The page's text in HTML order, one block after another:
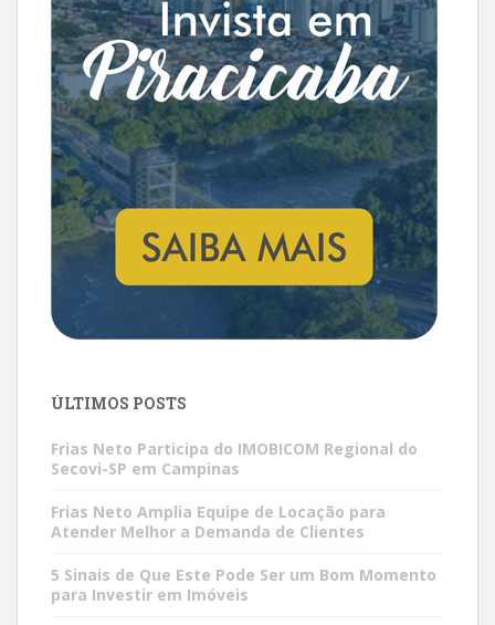
ÚLTIMOS POSTS
Frias Neto Participa do IMOBICOM Regional do
Secovi-SP em Campinas
Frias Neto Amplia Equipe de Locação para
Atender Melhor a Demanda de Clientes
5 Sinais de Que Este Pode Ser um Bom Momento
para Investir em Imóveis